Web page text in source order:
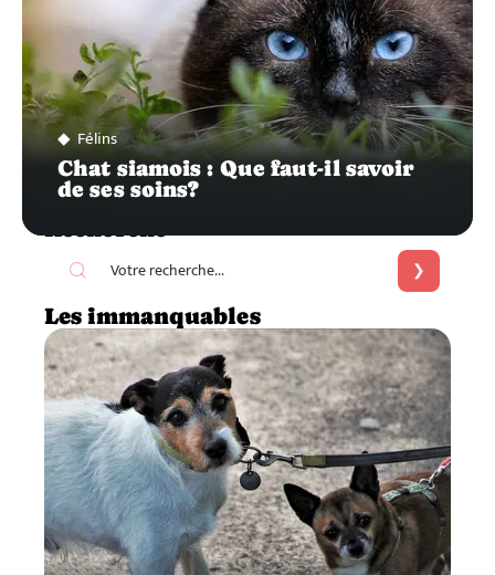
Félins
Chat siamois : Que faut-il savoir
de ses soins?
Les immanquables